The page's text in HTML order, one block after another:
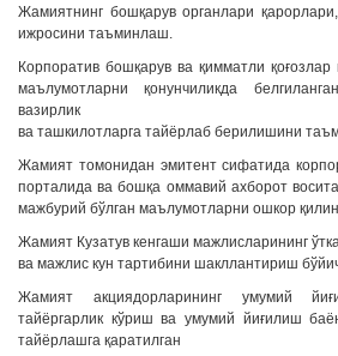
Жамиятнинг бошқарув органлари
ижросини таъминлаш.
Корпоратив бошқарув ва қимматли
маълумотларни қонунчиликда
вазирлик
ва ташкилотларга тайёрлаб берилишини
Жамият томонидан эмитент сифатида
порталида ва бошқа оммавий ахборот
мажбурий бўлган маълумотларни ошкор
Жамият Кузатув кенгаши мажлисларининг
ва мажлис кун тартибини шакллантириш
Жамият акциядорларининг умумий
тайёргарлик кўриш ва умумий йиғилиш
тайёрлашга қаратилган